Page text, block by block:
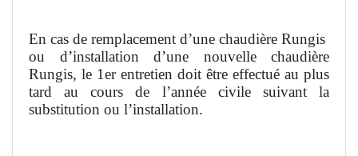
En cas de remplacement d’une chaudière Rungis
ou d’installation d’une nouvelle chaudière
Rungis, le 1er entretien doit être effectué au plus
tard au cours de l’année civile suivant la
substitution ou l’installation.